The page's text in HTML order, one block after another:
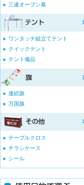
三連オープン幕
ワンタッチ組立てテント
クイックテント
テント備品
連続旗
万国旗
テーブルクロス
チラシケース
シール